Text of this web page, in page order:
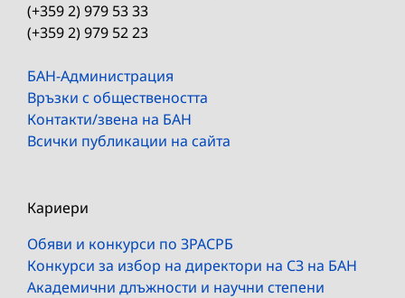
(+359 2) 979 53 33
(+359 2) 979 52 23
БАН-Администрация
Връзки с обществеността
Контакти/звена на БАН
Всички публикации на сайта
Кариери
Обяви и конкурси по ЗРАСРБ
Конкурси за избор на директори на СЗ на БАН
Академични длъжности и научни степени